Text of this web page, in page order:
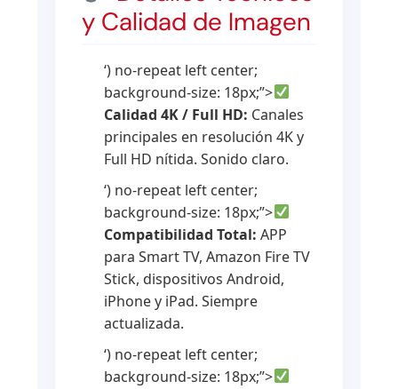
y Calidad de Imagen
‘) no-repeat left center;
background-size: 18px;”>
Calidad 4K / Full HD: Canales
principales en resolución 4K y
Full HD nítida. Sonido claro.
‘) no-repeat left center;
background-size: 18px;”>
Compatibilidad Total: APP
para Smart TV, Amazon Fire TV
Stick, dispositivos Android,
iPhone y iPad. Siempre
actualizada.
‘) no-repeat left center;
background-size: 18px;”>